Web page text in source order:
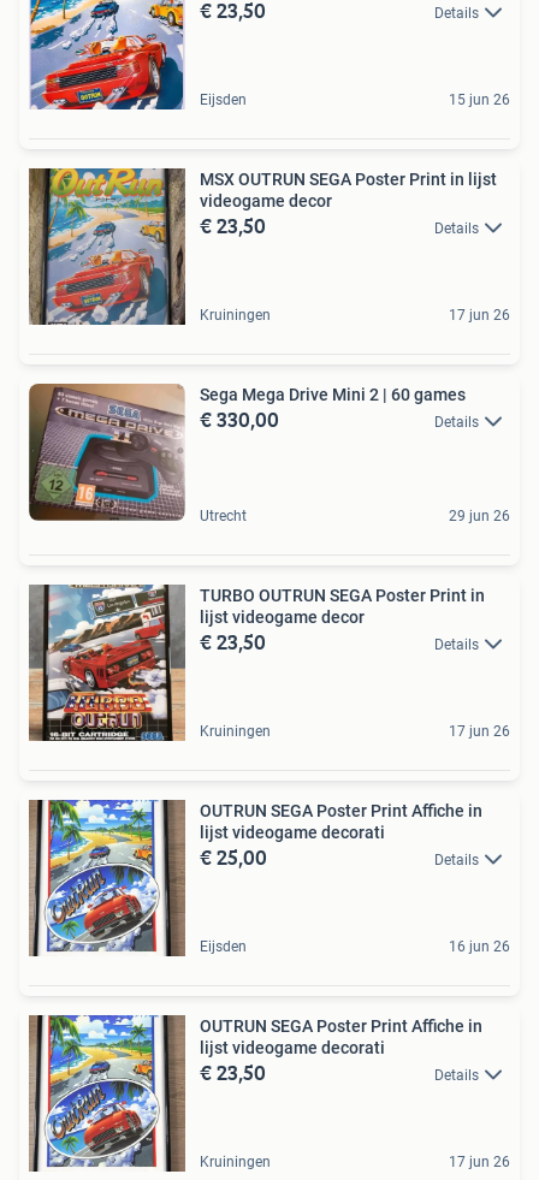
€ 23,50 Details
Eijsden 15 jun 26
MSX OUTRUN SEGA Poster Print in lijst
videogame decor
€ 23,50 Details
Kruiningen 17 jun 26
Sega Mega Drive Mini 2 | 60 games
€ 330,00 Details
Utrecht 29 jun 26
TURBO OUTRUN SEGA Poster Print in
lijst videogame decor
€ 23,50 Details
Kruiningen 17 jun 26
OUTRUN SEGA Poster Print Affiche in
lijst videogame decorati
€ 25,00 Details
Eijsden 16 jun 26
OUTRUN SEGA Poster Print Affiche in
lijst videogame decorati
€ 23,50 Details
Kruiningen 17 jun 26